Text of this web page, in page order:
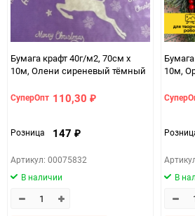
Бумага крафт 40г/м2, 70см x
10м, Олени сиреневый тёмный
СуперОпт 110,30 ₽
Розница 147 ₽
Артикул: 00075832
В наличии
10м,
В